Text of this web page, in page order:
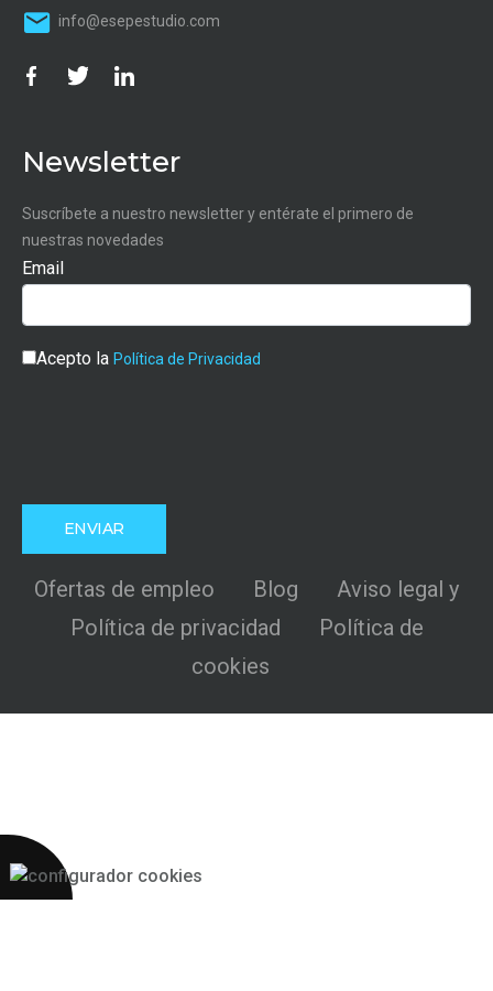
info@esepestudio.com
Newsletter
Suscríbete a nuestro newsletter y entérate el primero de
nuestras novedades
Email
Acepto la Política de Privacidad
Ofertas de empleo Blog
Aviso legal y
Política de privacidad
Política de
cookies